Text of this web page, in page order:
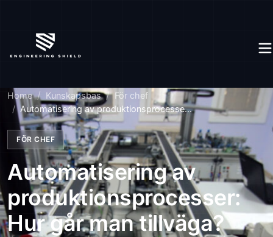
Home Kunskapsbas
För chef
Automatisering av produktionsprocesse...
FÖR CHEF
Automatisering av
produktionsprocesser:
Hur går man tillväga?